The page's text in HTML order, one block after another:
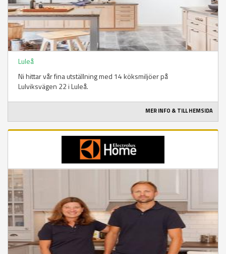
Luleå
Ni hittar vår fina utställning med 14 köksmiljöer på
Lulviksvägen 22 i Luleå.
MER INFO & TILL HEMSIDA